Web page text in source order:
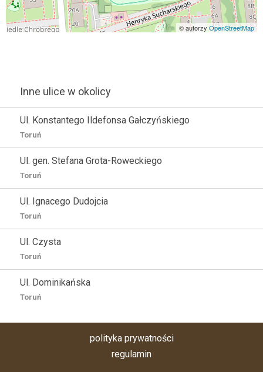
© autorzy OpenStreetMap
Inne ulice w okolicy
Ul. Konstantego Ildefonsa Gałczyńskiego
Toruń
Ul. gen. Stefana Grota-Roweckiego
Toruń
Ul. Ignacego Dudojcia
Toruń
Ul. Czysta
Toruń
Ul. Dominikańska
Toruń
polityka prywatności
regulamin